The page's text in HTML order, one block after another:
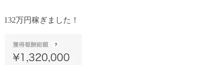
132万円稼ぎました！